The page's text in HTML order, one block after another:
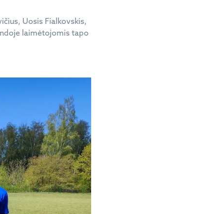
Uosis Fialkovskis,
laimėtojomis tapo